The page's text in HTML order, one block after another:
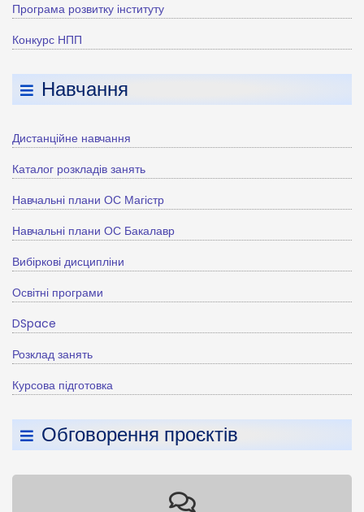
Програма розвитку інституту
Конкурс НПП
Навчання
Дистанційне навчання
Каталог розкладів занять
Навчальні плани ОС Магістр
Навчальні плани ОС Бакалавр
Вибіркові дисципліни
Освітні програми
DSpace
Розклад занять
Курсова підготовка
Обговорення проєктів